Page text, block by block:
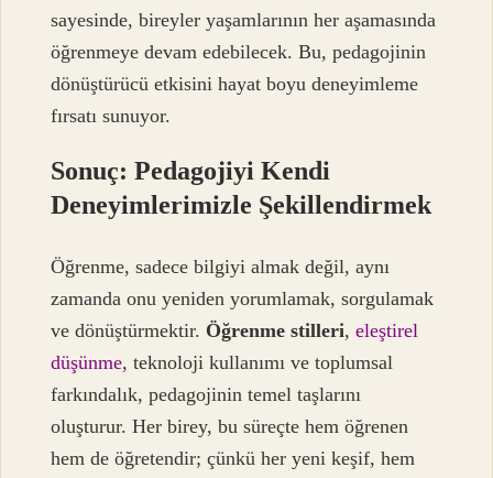
sayesinde, bireyler yaşamlarının her aşamasında
öğrenmeye devam edebilecek. Bu, pedagojinin
dönüştürücü etkisini hayat boyu deneyimleme
fırsatı sunuyor.
Sonuç: Pedagojiyi Kendi
Deneyimlerimizle Şekillendirmek
Öğrenme, sadece bilgiyi almak değil, aynı
zamanda onu yeniden yorumlamak, sorgulamak
ve dönüştürmektir. Öğrenme stilleri,eleştirel
düşünme, teknoloji kullanımı ve toplumsal
farkındalık, pedagojinin temel taşlarını
oluşturur. Her birey, bu süreçte hem öğrenen
hem de öğretendir; çünkü her yeni keşif, hem